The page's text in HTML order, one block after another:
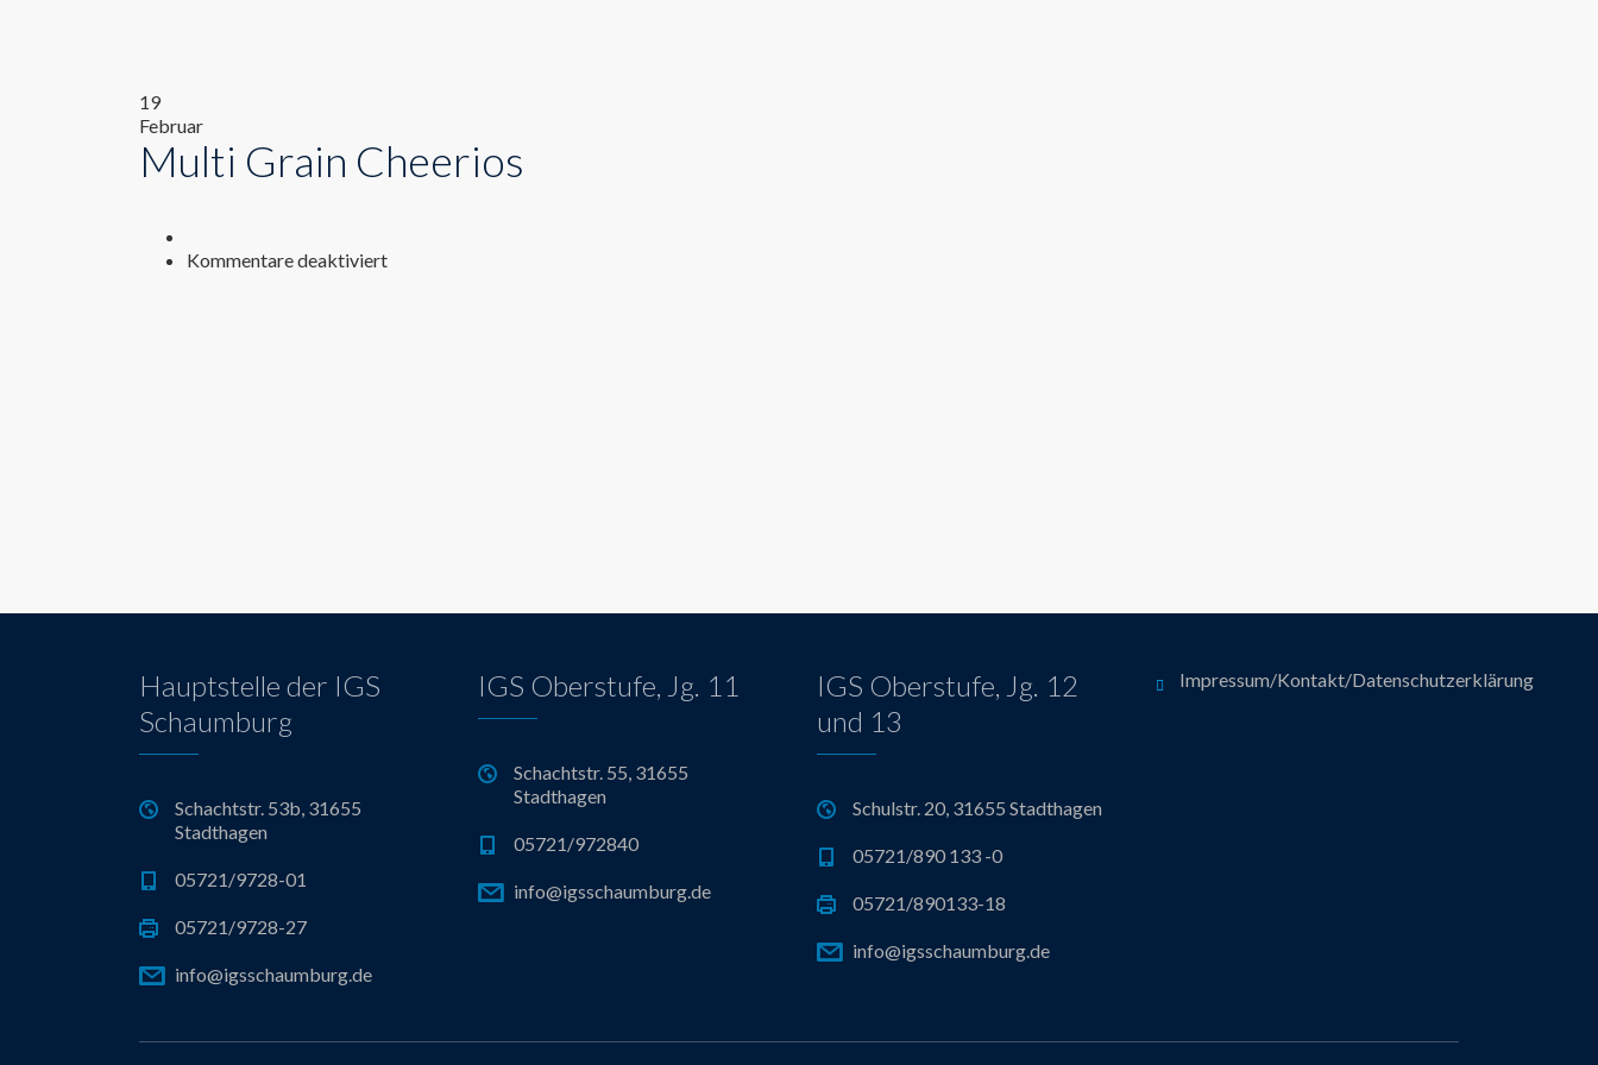
19
Februar
Multi Grain Cheerios
Kommentare deaktiviertfür
Hauptstelle der IGS
Schaumburg
Schachtstr. 53b, 31655
Stadthagen
05721/9728-01
05721/9728-27
info@igsschaumburg.de
IGS Oberstufe, Jg. 11
Schachtstr. 55, 31655
Stadthagen
05721/972840
info@igsschaumburg.de
IGS Oberstufe, Jg. 12
und 13
Schulstr. 20, 31655 Stadthagen
05721/890 133 -0
05721/890133-18
info@igsschaumburg.de
Impressum/Kontakt/Datenschutzerklärung